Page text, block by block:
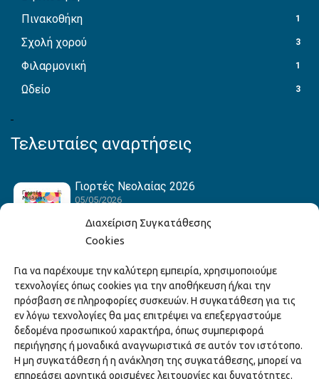
Διαχείριση Συγκατάθεσης
Cookies
Για να παρέχουμε την καλύτερη εμπειρία, χρησιμοποιούμε
τεχνολογίες όπως cookies για την αποθήκευση ή/και την
πρόσβαση σε πληροφορίες συσκευών. Η συγκατάθεση για τις
εν λόγω τεχνολογίες θα μας επιτρέψει να επεξεργαστούμε
δεδομένα προσωπικού χαρακτήρα, όπως συμπεριφορά
περιήγησης ή μοναδικά αναγνωριστικά σε αυτόν τον ιστότοπο.
Η μη συγκατάθεση ή η ανάκληση της συγκατάθεσης, μπορεί να
επηρεάσει αρνητικά ορισμένες λειτουργίες και δυνατότητες.
Πινακοθήκη 1
Σχολή χορού 3
Φιλαρμονική 1
Ωδείο 3
Τελευταίες αναρτήσεις
Γιορτές Νεολαίας 2026
05/05/2026
Hack the Match: Γνωρίζοντας τα Αμερικανικά
Αθλήματα! Δημιουργώντας το Δικό σου
Game Story!
22/04/2026
Ξάνθη – Πόλις Ονείρων Μουσικών Σχολείων
2026